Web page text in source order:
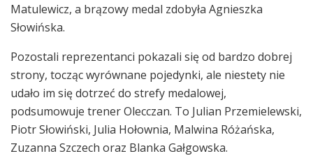
Matulewicz, a brązowy medal zdobyła Agnieszka
Słowińska.
Pozostali reprezentanci pokazali się od bardzo dobrej
strony, tocząc wyrównane pojedynki, ale niestety nie
udało im się dotrzeć do strefy medalowej,
podsumowuje trener Olecczan. To Julian Przemielewski,
Piotr Słowiński, Julia Hołownia, Malwina Różańska,
Zuzanna Szczech oraz Blanka Gałgowska.